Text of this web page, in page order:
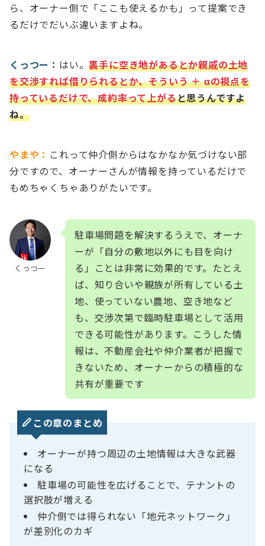
ら、オーナー側で「ここも使えるかも」って提案でき
るだけでだいぶ違いますよね。
くっつー： はい。裏手に空き地があるとか親戚の土地
を交渉すれば借りられるとか、そういう ＋ αの視点を
持っているだけで、成約率って上がると思うんですよ
ね。
やまや： これって仲介側からはなかなか気づけない部
分ですので、オーナーさんが情報を持っているだけで
もめちゃくちゃありがたいです。
くっつー
駐車場問題を解決するうえで、オーナ
ーが「自分の敷地以外にも目を向け
る」ことは非常に効果的です。たとえ
ば、知り合いや親族が所有している土
地、使っていない農地、空き地など
も、交渉次第で臨時駐車場として活用
できる可能性があります。こうした情
報は、不動産会社や仲介業者が把握で
きないため、オーナーからの積極的な
共有が重要です
この章のまとめ
オーナーが持つ周辺の土地情報は大きな武器
になる
駐車場の可能性を広げることで、テナントの
選択肢が増える
仲介側では得られない「地元ネットワーク」
が差別化のカギ